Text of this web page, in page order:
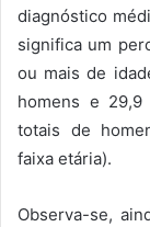
diagnóstico
significa um
ou mais de
homens e 29,9
totais de
faixa etária).
Observa-se,